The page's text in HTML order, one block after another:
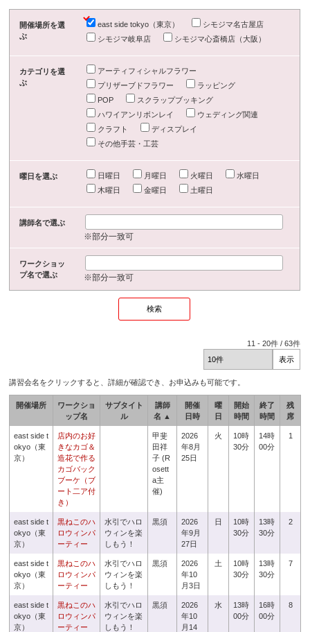
開催場所を選
ぶ
east side tokyo（東京）
シモジマ名古屋店
シモジマ岐阜店
シモジマ心斎橋店（大阪）
カテゴリを選
ぶ
アーティフィシャルフラワー
プリザーブドフラワー
ラッピング
POP
スクラップブッキング
ハワイアンリボンレイ
ウェディング関連
クラフト
ディスプレイ
その他手芸・工芸
曜日を選ぶ 日曜日 月曜日 火曜日
水曜日
木曜日
金曜日 土曜日
講師名で選ぶ
※部分一致可
ワークショッ
プ名で選ぶ
※部分一致可
11 -20件 /63件
講習会名をクリックすると、詳細が確認でき、お申込みも可能です。
開催場所
ワークショ
ップ名
サブタイト
ル
講師
名 ▲
開催
日時
曜
日
開始
時間
終了
時間
残
席
east side t
okyo（東
京）
店内のお好
きなカゴ＆
造花で作る
カゴバック
ブーケ（ブ
ート二ア付
き）
甲斐
田祥
子 (R
osett
a主
催)
2026
年8月
25日
火
10時
30分
14時
00分
1
east side t
okyo（東
京）
黒ねこのハ
ロウィンパ
ーティー
水引でハロ
ウィンを楽
しもう！
黒須
2026
年9月
27日
日
10時
30分
13時
30分
2
east side t
okyo（東
京）
黒ねこのハ
ロウィンパ
ーティー
水引でハロ
ウィンを楽
しもう！
黒須
2026
年10
月3日
土
10時
30分
13時
30分
7
east side t
okyo（東
京）
黒ねこのハ
ロウィンパ
ーティー
水引でハロ
ウィンを楽
しもう！
黒須
2026
年10
月14
水
13時
00分
16時
00分
8